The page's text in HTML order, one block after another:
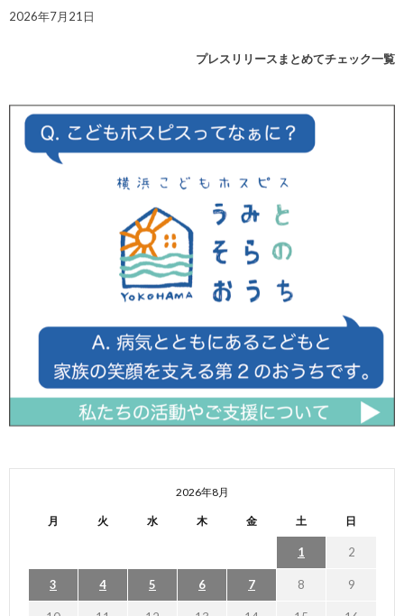
2026年7月21日
プレスリリースまとめてチェック一覧
2026年8月
月 火 水 木 金 土 日
1 2
3 4 5 6 7 8 9